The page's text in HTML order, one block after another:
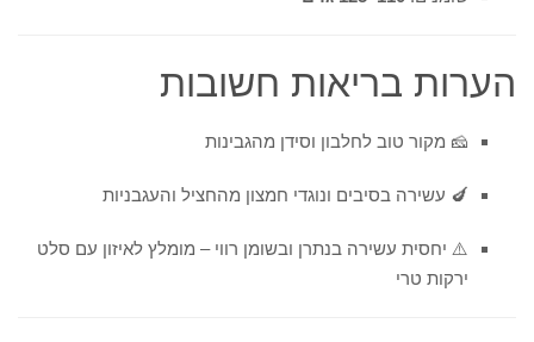
הערות בריאות חשובות
🧀 מקור טוב לחלבון וסידן מהגבינות
🍆 עשירה בסיבים ונוגדי חמצון מהחציל והעגבניות
⚠️ יחסית עשירה בנתרן ובשומן רווי – מומלץ לאיזון עם סלט
ירקות טרי